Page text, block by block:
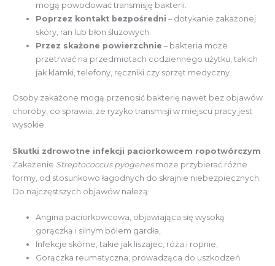
mogą powodować transmisję bakterii.
Poprzez kontakt bezpośredni – dotykanie zakażonej
skóry, ran lub błon śluzowych.
Przez skażone powierzchnie – bakteria może
przetrwać na przedmiotach codziennego użytku, takich
jak klamki, telefony, ręczniki czy sprzęt medyczny.
Osoby zakażone mogą przenosić bakterię nawet bez objawów
choroby, co sprawia, że ryzyko transmisji w miejscu pracy jest
wysokie.
Skutki zdrowotne infekcji paciorkowcem ropotwórczym
Zakażenie Streptococcus pyogenesmoże przybierać różne
formy, od stosunkowo łagodnych do skrajnie niebezpiecznych.
Do najczęstszych objawów należą:
Angina paciorkowcowa, objawiająca się wysoką
gorączką i silnym bólem gardła,
Infekcje skórne, takie jak liszajec, róża i ropnie,
Gorączka reumatyczna, prowadząca do uszkodzeń